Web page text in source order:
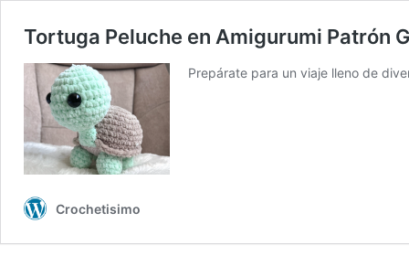
Tortuga Peluche en Amigurumi Patrón
Prepárate para un viaje lleno de
Crochetisimo